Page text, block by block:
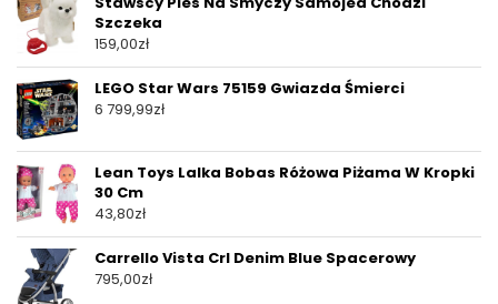
Szczeka
159,00zł
LEGO Star Wars 75159 Gwiazda Śmierci
6 799,99zł
Lean Toys Lalka Bobas Różowa Piżama W Kropki
30 Cm
43,80zł
Carrello Vista Crl Denim Blue Spacerowy
795,00zł